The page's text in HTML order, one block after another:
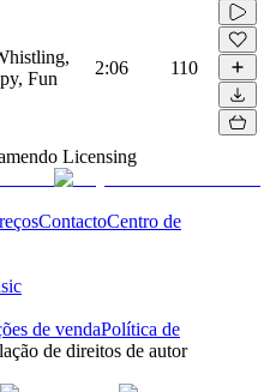
Fun
2:06 110
Licensing
ContactoCentro de
de vendaPolítica de
de direitos de autor